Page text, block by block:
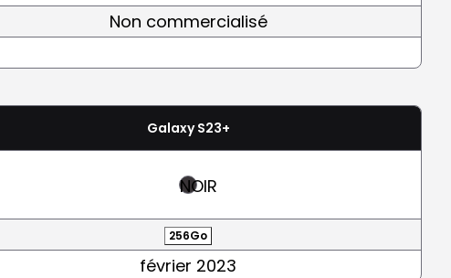
Non commercialisé
Galaxy S23+
NOIR
256Go
février 2023